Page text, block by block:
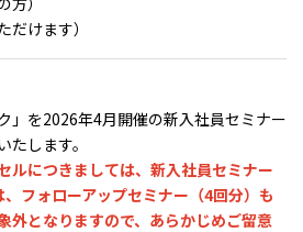
けます）
」を2026年4月開催の新入社員セミナー
します。
ルにつきましては、新入社員セミナー
フォローアップセミナー（4回分）も
となりますので、 あらかじめご留意